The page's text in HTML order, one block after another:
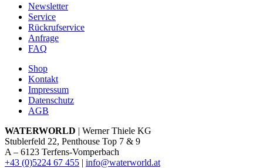
Newsletter
Service
Rückrufservice
Anfrage
FAQ
Shop
Kontakt
Impressum
Datenschutz
AGB
WATERWORLD | Werner Thiele KG
Stublerfeld 22, Penthouse Top 7 & 9
A – 6123 Terfens-Vomperbach
+43 (0)5224 67 455 | info@waterworld.at